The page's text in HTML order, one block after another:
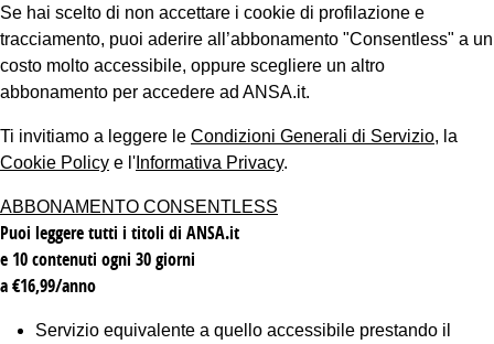
Se hai scelto di non accettare i cookie di profilazione e
tracciamento, puoi aderire all’abbonamento "Consentless" a un
costo molto accessibile, oppure scegliere un altro
abbonamento per accedere ad ANSA.it.
Ti invitiamo a leggere le Condizioni Generali di Servizio, la
Cookie Policy e l' Informativa Privacy.
ABBONAMENTO CONSENTLESS
Puoi leggere tutti i titoli di ANSA.it
e 10 contenuti ogni 30 giorni
a €16,99/anno
Servizio equivalente a quello accessibile prestando il